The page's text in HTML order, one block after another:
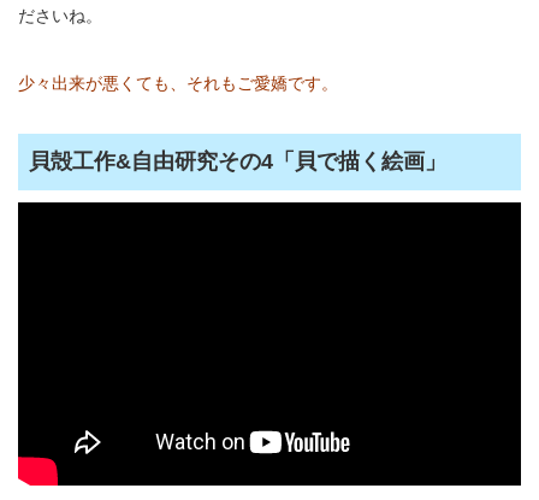
ださいね。
少々出来が悪くても、それもご愛嬌です。
貝殻工作&自由研究その4「貝で描く絵画」